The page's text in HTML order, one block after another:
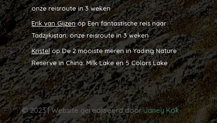
onze reisroute in 3 weken
Erik van GijzenopEen fantastische reis naar
Tadzjikistan: onze reisroute in 3 weken
KristelopDe 2 mooiste meren in Yading Nature
Reserve in China: Milk Lake en 5 Colors Lake
© 2023 | Website gerealiseerd doorJaney Kok